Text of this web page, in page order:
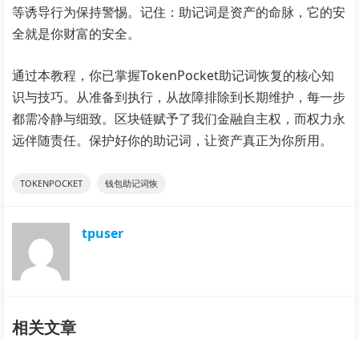
等诱导行为保持警惕。记住：助记词是资产的命脉，它的安
全就是你财富的安全。
通过本教程，你已掌握TokenPocket助记词恢复的核心知
识与技巧。从准备到执行，从故障排除到长期维护，每一步
都需冷静与细致。区块链赋予了我们金融自主权，而权力永
远伴随责任。保护好你的助记词，让资产真正为你所用。
TOKENPOCKET 钱包助记词恢
tpuser
相关文章